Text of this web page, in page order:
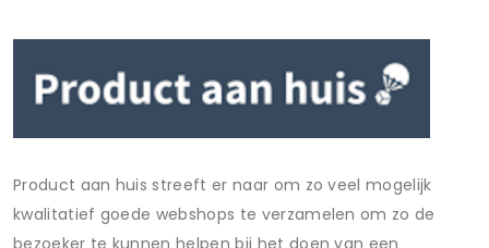
Product aan huis streeft er naar om zo veel mogelijk
kwalitatief goede webshops te verzamelen om zo de
bezoeker te kunnen helpen bij het doen van een